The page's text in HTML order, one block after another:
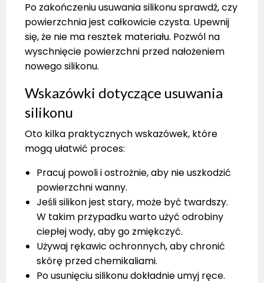
Po zakończeniu usuwania silikonu sprawdź, czy
powierzchnia jest całkowicie czysta. Upewnij
się, że nie ma resztek materiału. Pozwól na
wyschnięcie powierzchni przed nałożeniem
nowego silikonu.
Wskazówki dotyczące usuwania
silikonu
Oto kilka praktycznych wskazówek, które
mogą ułatwić proces:
Pracuj powoli i ostrożnie, aby nie uszkodzić
powierzchni wanny.
Jeśli silikon jest stary, może być twardszy.
W takim przypadku warto użyć odrobiny
ciepłej wody, aby go zmiękczyć.
Używaj rękawic ochronnych, aby chronić
skórę przed chemikaliami.
Po usunięciu silikonu dokładnie umyj ręce.